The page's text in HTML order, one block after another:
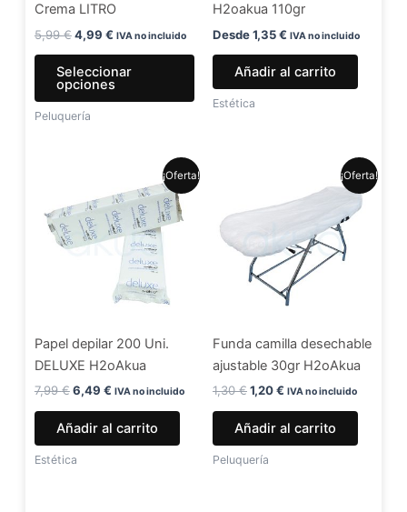
Crema LITRO
5,99€4,99 € IVA no incluido
Seleccionar
opciones
elegir
la
página
de
Peluquería
H2oakua 110gr
Desde1,35€ IVA no incluido
Añadir al carrito
Estética
¡Oferta!
Papel depilar 200 Uni.
DELUXE H2oAkua
7,99€
original
era:
7,99 €.
6,49 €
precio
actual
es:
6,49 €.
IVA no incluido
Añadir al carrito
Estética
¡Oferta!
Funda camilla desechable
ajustable 30gr H2oAkua
1,30€
original
era:
1,20€
actual
1,20 €.
IVA no incluido
Añadir al carrito
Peluquería